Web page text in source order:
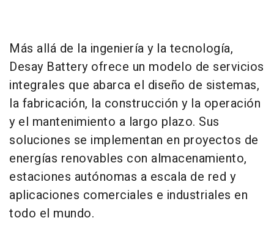
Más allá de la ingeniería y la tecnología,
Desay Battery ofrece un modelo de servicios
integrales que abarca el diseño de sistemas,
la fabricación, la construcción y la operación
y el mantenimiento a largo plazo. Sus
soluciones se implementan en proyectos de
energías renovables con almacenamiento,
estaciones autónomas a escala de red y
aplicaciones comerciales e industriales en
todo el mundo.